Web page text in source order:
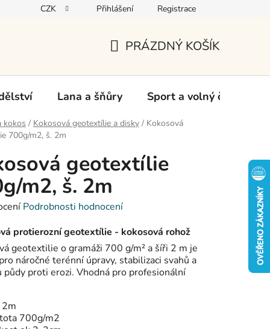
CZK Přihlášení Registrace
KOŠÍK
PRÁZDNÝ KOŠÍK
Lana a šňůry Sport a volný čas
kokos / Kokosová geotextílie a disky / Kokosová
700g/m2, š. 2m
geotextílie
m2, š. 2m
Podrobnosti hodnocení
protierozní geotextílie - kokosová rohož
geotextilie o gramáži 700 g/m² a šíři 2 m je
náročné terénní úpravy, stabilizaci svahů a
půdy proti erozi. Vhodná pro profesionální
700g/m2